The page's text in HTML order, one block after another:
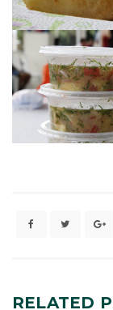
RELATED